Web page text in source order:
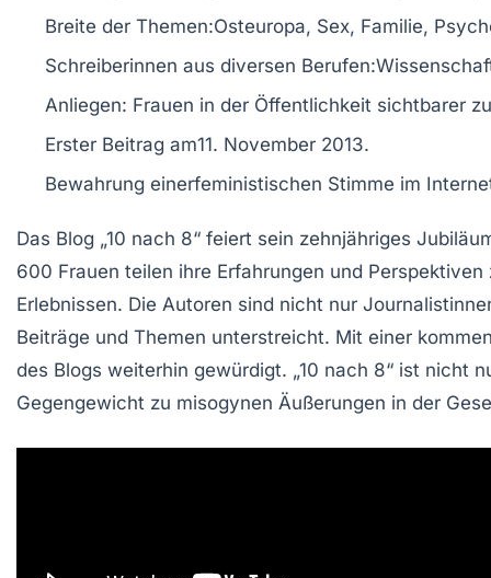
Breite der Themen:Osteuropa, Sex, Familie,
Schreiberinnen aus diversen Berufen:
Anliegen: Frauen in der Öffentlichkeit sichtbarer
Erster Beitrag am11. November 2013.
Bewahrung einerfeministischen Stimme im
Das Blog „10 nach 8“ feiert sein zehnjähriges
600 Frauen teilen ihre Erfahrungen und
Erlebnissen. Die Autoren sind nicht nur
Beiträge und Themen unterstreicht. Mit einer
des Blogs weiterhin gewürdigt. „10 nach 8“ ist nicht
Gegengewicht zu misogynen Äußerungen in der